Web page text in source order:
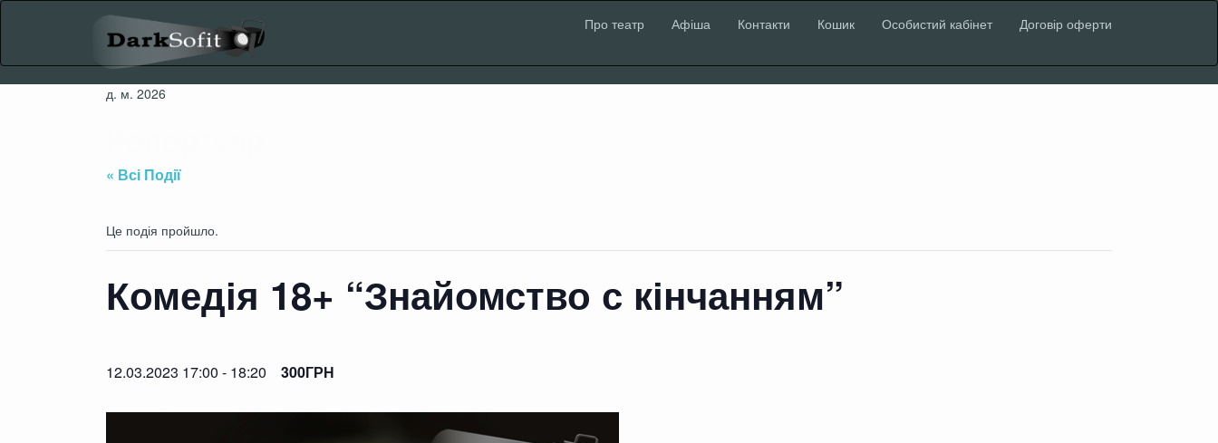
Про театр Афіша Контакти Кошик Особистий кабінет Договір оферти
д. м. 2026
« Всі Події
Це подія пройшло.
Комедія 18+ “Знайомство с кінчанням”
12.03.2023 17:00 - 18:20 300ГРН